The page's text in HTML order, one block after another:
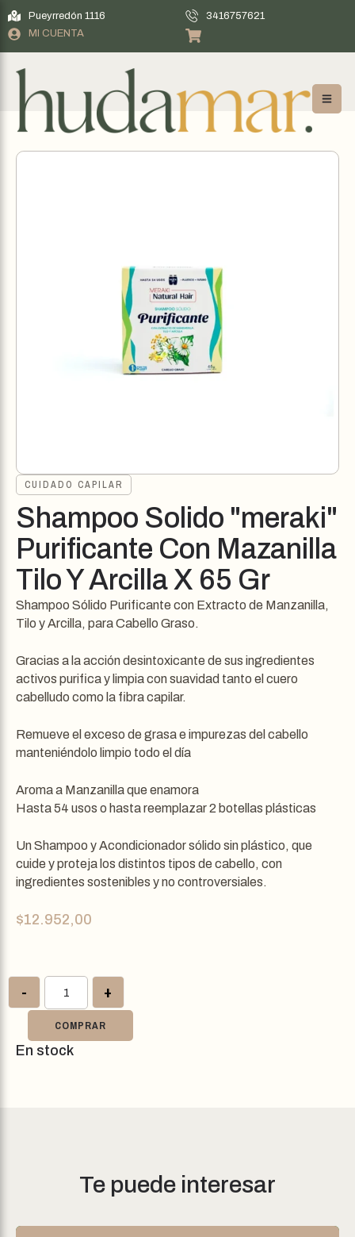
Pueyrredón 1116
3416757621
MI CUENTA
CUIDADO CAPILAR
Shampoo Solido "meraki"
Purificante Con Mazanilla
Tilo Y Arcilla X 65 Gr
Shampoo Sólido Purificante con Extracto de Manzanilla,
Tilo y Arcilla, para Cabello Graso.
Gracias a la acción desintoxicante de sus ingredientes
activos purifica y limpia con suavidad tanto el cuero
cabelludo como la fibra capilar.
Remueve el exceso de grasa e impurezas del cabello
manteniéndolo limpio todo el día
Aroma a Manzanilla que enamora
Hasta 54 usos o hasta reemplazar 2 botellas plásticas
Un Shampoo y Acondicionador sólido sin plástico, que
cuide y proteja los distintos tipos de cabello, con
ingredientes sostenibles y no controversiales.
$12.952,00
- +
COMPRAR
En stock
Te puede interesar